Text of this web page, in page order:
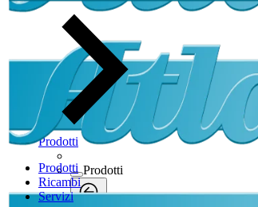
Prodotti
Ricambi
Servizi
Prodotti
Prodotti
Prodotti